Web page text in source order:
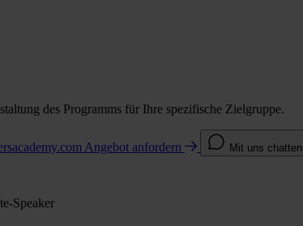
des Programms für Ihre spezifische Zielgruppe.
Angebot anfordern Mit uns chatten
Speaker